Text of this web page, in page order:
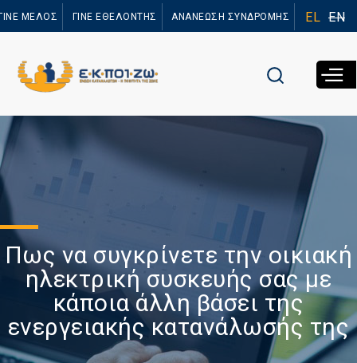
προς το
ΜΕΛΟΣ ΓΙΝΕ ΕΘΕΛΟΝΤΗΣ ΑΝΑΝΕΩΣΗ ΣΥΝΔΡΟΜΗΣ EL EN
Πως να συγκρίνετε την οικιακή
ηλεκτρική συσκευής σας με
κάποια άλλη βάσει της
ενεργειακής κατανάλωσής της